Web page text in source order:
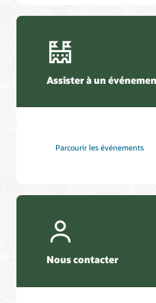
Assister à un
Parcourir les événements
Nous contacter